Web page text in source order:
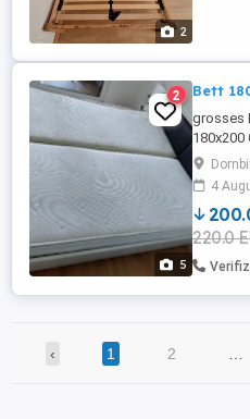
2
5
2 Bett
grosses
180x200
Mit
und
in
Anzeigen.
4
220.0
‹ 1 2